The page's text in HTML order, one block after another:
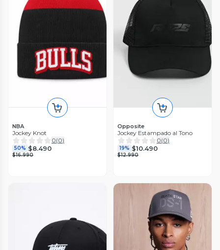
NBA
Jockey Knot
0(0)
50% $8.490
$16.990
Opposite
Jockey Estampado al Tono
0(0)
19% $10.490
$12.990